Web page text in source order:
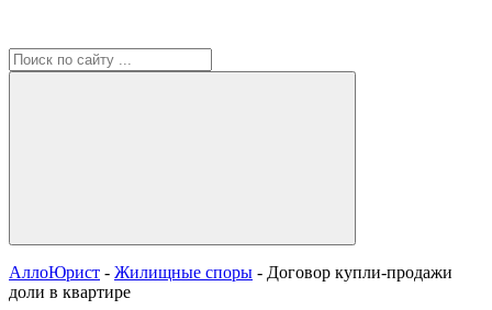
АллоЮрист - Жилищные споры - Договор купли-продажи
доли в квартире